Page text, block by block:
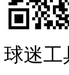
球迷工